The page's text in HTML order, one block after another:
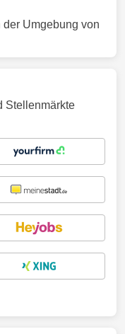
Umgebung von
Stellenmärkte